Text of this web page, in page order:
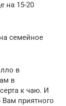
на 15-20
семейное
в
в
к чаю. И
приятного